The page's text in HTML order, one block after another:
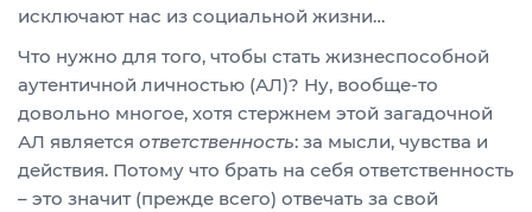
исключают нас из социальной жизни…
Что нужно для того, чтобы стать жизнеспособной
аутентичной личностью (АЛ)? Ну, вообще-то
довольно многое, хотя стержнем этой загадочной
АЛ является ответственность: за мысли, чувства и
действия. Потому что брать на себя ответственность
– это значит (прежде всего) отвечать за свой